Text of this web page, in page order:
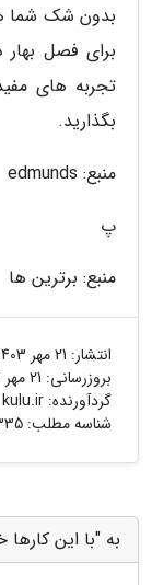
بدون شک شما
برای فصل
تجربه های
بگذارید.
منبع: edmunds
پ
منبع: برترین ها
انتشار: 21 مهر 1403
بروزرسانی: 21 مهر 1403
گردآورنده: kulu.ir
شناسه مطلب: 2335
به "با این کارها